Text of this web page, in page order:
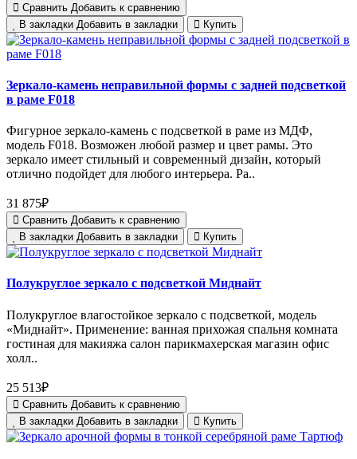
Сравнить Добавить к сравнению
В закладки Добавить в закладки Купить
Зеркало-камень неправильной формы с задней подсветкой
в раме F018
Фигурное зеркало-камень с подсветкой в раме из МДФ,
модель F018. Возможен любой размер и цвет рамы. Это
зеркало имеет стильный и современный дизайн, который
отлично подойдет для любого интерьера. Ра..
31 875₽
Сравнить Добавить к сравнению
В закладки Добавить в закладки Купить
Полукруглое зеркало с подсветкой Миднайт
Полукруглое влагостойкое зеркало с подсветкой, модель
«Миднайт». Применение: ванная прихожая спальня комната
гостиная для макияжа салон парикмахерская магазин офис
холл..
25 513₽
Сравнить Добавить к сравнению
В закладки Добавить в закладки Купить